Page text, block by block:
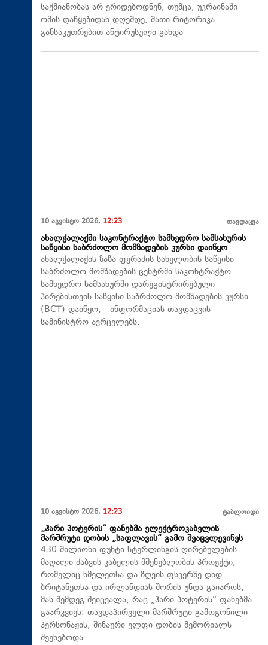
საქმიანობას არ ერიდებოდნენ, თუმცა, უკრაინაში
ომის დაწყებიდან დღემდე, მათი რიტორიკა
განსაკუთრებით ანტირუსული გახდა
10 აგვისტო 2026, 12:23 თავდაცვა
ახალქალაქში საკონტრაქტო სამხედრო სამსახურის
საწყისი საბრძოლო მომზადების კურსი დაიწყო
ახალქალაქის ზაზა ფერაძის სახელობის საწყისი
საბრძოლო მომზადების ცენტრში საკონტრაქტო
სამხედრო სამსახურში დარეგისტრირებული
პირებისთვის საწყისი საბრძოლო მომზადების კურსი
(BCT) დაიწყო, - ინფორმაციას თავდაცვის
სამინისტრო ავრცელებს.
10 აგვისტო 2026, 12:23 ტაბლოიდი
„ჰარი პოტერის“ ფანებმა ელექტროკაბელის
მარშრუტი დობის „საფლავის“ გამო შეაცვლევინეს
430 მილიონი ფუნტი სტერლინგის ღირებულების
მაღალი ძაბვის კაბელის მშენებლობის პროექტი,
რომელიც ხმელეთსა და ზღვის ფსკერზე დიდ
ბრიტანეთსა და ირლანდიას შორის უნდა გაიაროს,
მას შემდეგ შეიცვალა, რაც „ჰარი პოტერის“ ფანებმა
გაარკვიეს: თავდაპირველი მარშრუტი გამოგონილი
პერსონაჟის, შინაური ელფი დობის მემორიალს
შეეხებოდა.